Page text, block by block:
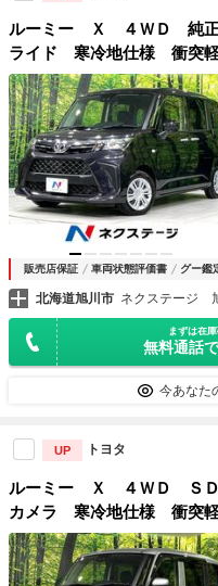
ルーミー Ｘ ４ＷＤ 純
ライド 寒冷地仕様 衝突
センサー スマートキー
ｏｏｔｈ フルセグ アイド
販売店保証 車両状態評価書 グー鑑
北海道旭川市 ネクステージ
まずは在
無料通話
今あなた
UP トヨタ
ルーミー Ｘ ４ＷＤ Ｓ
カメラ 寒冷地仕様 衝突
スマートキー 車線逸脱警
ｔｈ ＣＤ ＤＶＤ再生 フ